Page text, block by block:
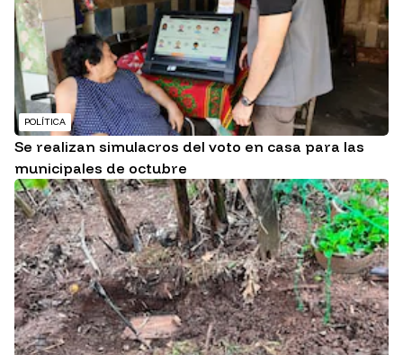
POLÍTICA
Se realizan simulacros del voto en casa para las
municipales de octubre